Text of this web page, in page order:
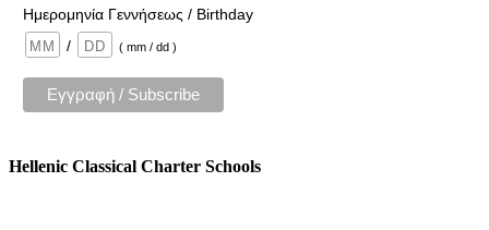
Ημερομηνία Γεννήσεως / Birthday
/
( mm / dd )
Hellenic Classical Charter Schools